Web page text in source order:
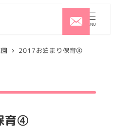
MENU
2017お泊まり保育④
育④